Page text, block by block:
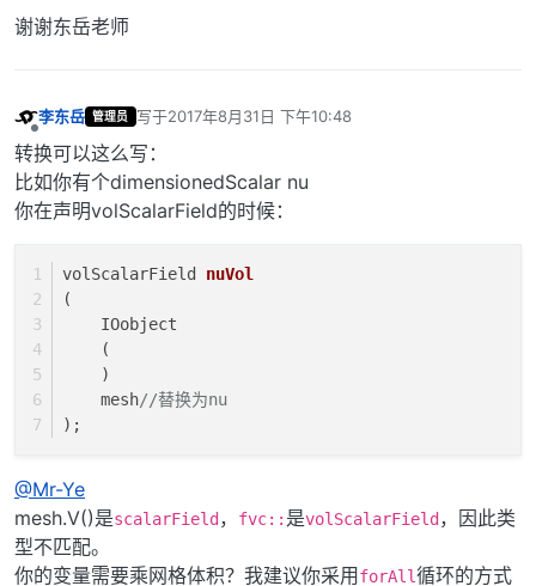
谢谢东岳老师
李东岳 管理员 写于2017年8月31日 下午10:48
最后由 编辑
转换可以这么写：
比如你有个dimensionedScalar nu
你在声明volScalarField的时候：
volScalarField nuVol
(
    IOobject
    (
    )
    mesh
//替换为nu
) ;
@Mr-Ye
mesh.V()是scalarField ， fvc:: 是volScalarField ，因此类
型不匹配。
你的变量需要乘网格体积？我建议你采用 forAll循环的方式